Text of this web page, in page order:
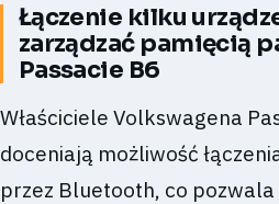
Łączenie kilku
zarządzać pamięcią
Passacie B6
Właściciele Volkswagena
doceniają możliwość
przez Bluetooth, co pozwala